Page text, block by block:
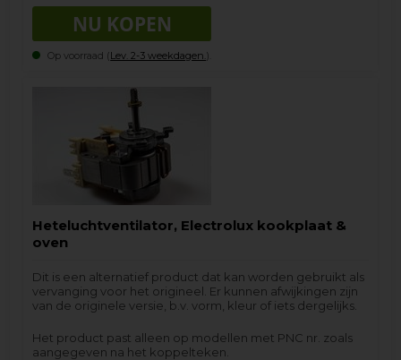
Op voorraad (Lev. 2-3 weekdagen. ).
Heteluchtventilator, Electrolux kookplaat &
oven
Dit is een alternatief product dat kan worden gebruikt als
vervanging voor het origineel. Er kunnen afwijkingen zijn
van de originele versie, b.v. vorm, kleur of iets dergelijks.
Het product past alleen op modellen met PNC nr. zoals
aangegeven na het koppelteken.